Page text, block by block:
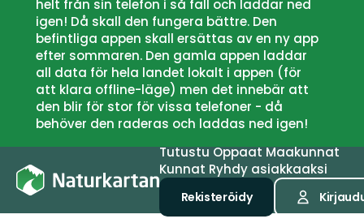
helt från sin telefon i så fall och laddar ned
igen! Då skall den fungera bättre. Den
befintliga appen skall ersättas av en ny app
efter sommaren. Den gamla appen laddar
all data för hela landet lokalt i appen (för
att klara offline-läge) men det innebär att
den blir för stor för vissa telefoner - då
behöver den raderas och laddas ned igen!
TutustuOppaatMaakunnat
Kunnat Ryhdy asiakkaaksi
Rekisteröidy